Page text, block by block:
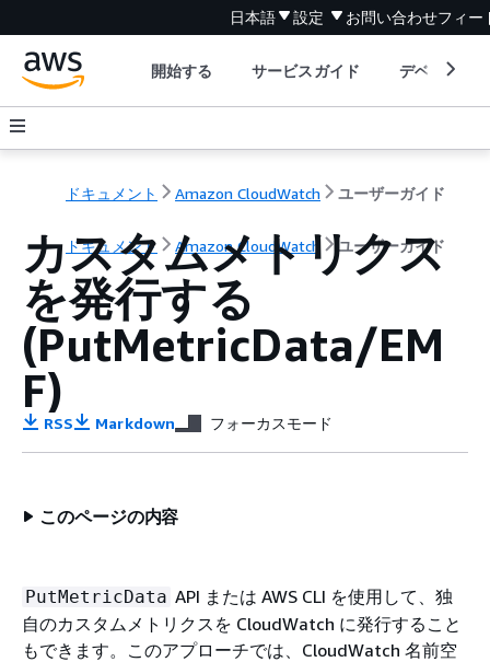
日本語 設定 お問い合わせフィー
開始する サービスガイド デベロッパ
ドキュメント Amazon CloudWatch ユーザーガイド
ドキュメント Amazon CloudWatch ユーザーガイド
カスタムメトリクス
を発行する
(PutMetricData/EM
F)
RSS Markdown フォーカスモード
このページの内容
PutMetricData API または AWS CLI を使用して、独
自のカスタムメトリクスを CloudWatch に発行すること
もできます。このアプローチでは、CloudWatch 名前空